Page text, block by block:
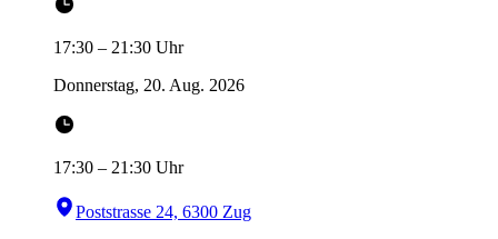
17:30 – 21:30 Uhr
Donnerstag, 20. Aug. 2026
17:30 – 21:30 Uhr
Poststrasse 24, 6300 Zug